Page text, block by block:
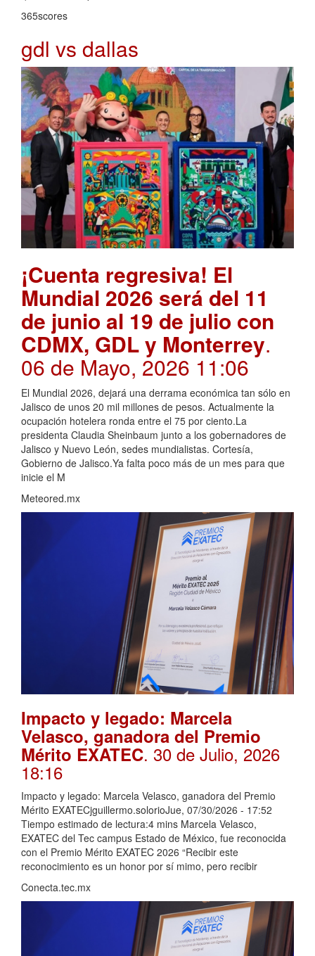
365scores
gdl vs dallas
¡Cuenta regresiva! El
Mundial 2026 será del 11
de junio al 19 de julio con
CDMX, GDL y Monterrey.
06 de Mayo, 2026 11:06
El Mundial 2026, dejará una derrama económica tan sólo en
Jalisco de unos 20 mil millones de pesos. Actualmente la
ocupación hotelera ronda entre el 75 por ciento.La
presidenta Claudia Sheinbaum junto a los gobernadores de
Jalisco y Nuevo León, sedes mundialistas. Cortesía,
Gobierno de Jalisco.Ya falta poco más de un mes para que
inicie el M
Meteored.mx
Impacto y legado: Marcela
Velasco, ganadora del Premio
Mérito EXATEC. 30 de Julio, 2026
18:16
Impacto y legado: Marcela Velasco, ganadora del Premio
Mérito EXATECjguillermo.solorioJue, 07/30/2026 - 17:52
Tiempo estimado de lectura:4 mins Marcela Velasco,
EXATEC del Tec campus Estado de México, fue reconocida
con el Premio Mérito EXATEC 2026 “Recibir este
reconocimiento es un honor por sí mimo, pero recibir
Conecta.tec.mx